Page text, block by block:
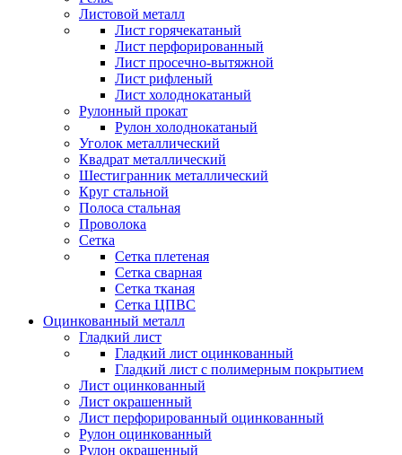
Листовой металл
Лист горячекатаный
Лист перфорированный
Лист просечно-вытяжной
Лист рифленый
Лист холоднокатаный
Рулонный прокат
Рулон холоднокатаный
Уголок металлический
Квадрат металлический
Шестигранник металлический
Круг стальной
Полоса стальная
Проволока
Сетка
Сетка плетеная
Сетка сварная
Сетка тканая
Сетка ЦПВС
Оцинкованный металл
Гладкий лист
Гладкий лист оцинкованный
Гладкий лист с полимерным покрытием
Лист оцинкованный
Лист окрашенный
Лист перфорированный оцинкованный
Рулон оцинкованный
Рулон окрашенный